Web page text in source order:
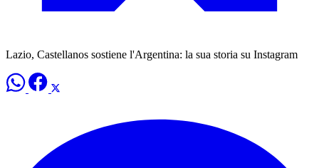
Lazio, Castellanos sostiene l'Argentina: la sua storia su Instagram